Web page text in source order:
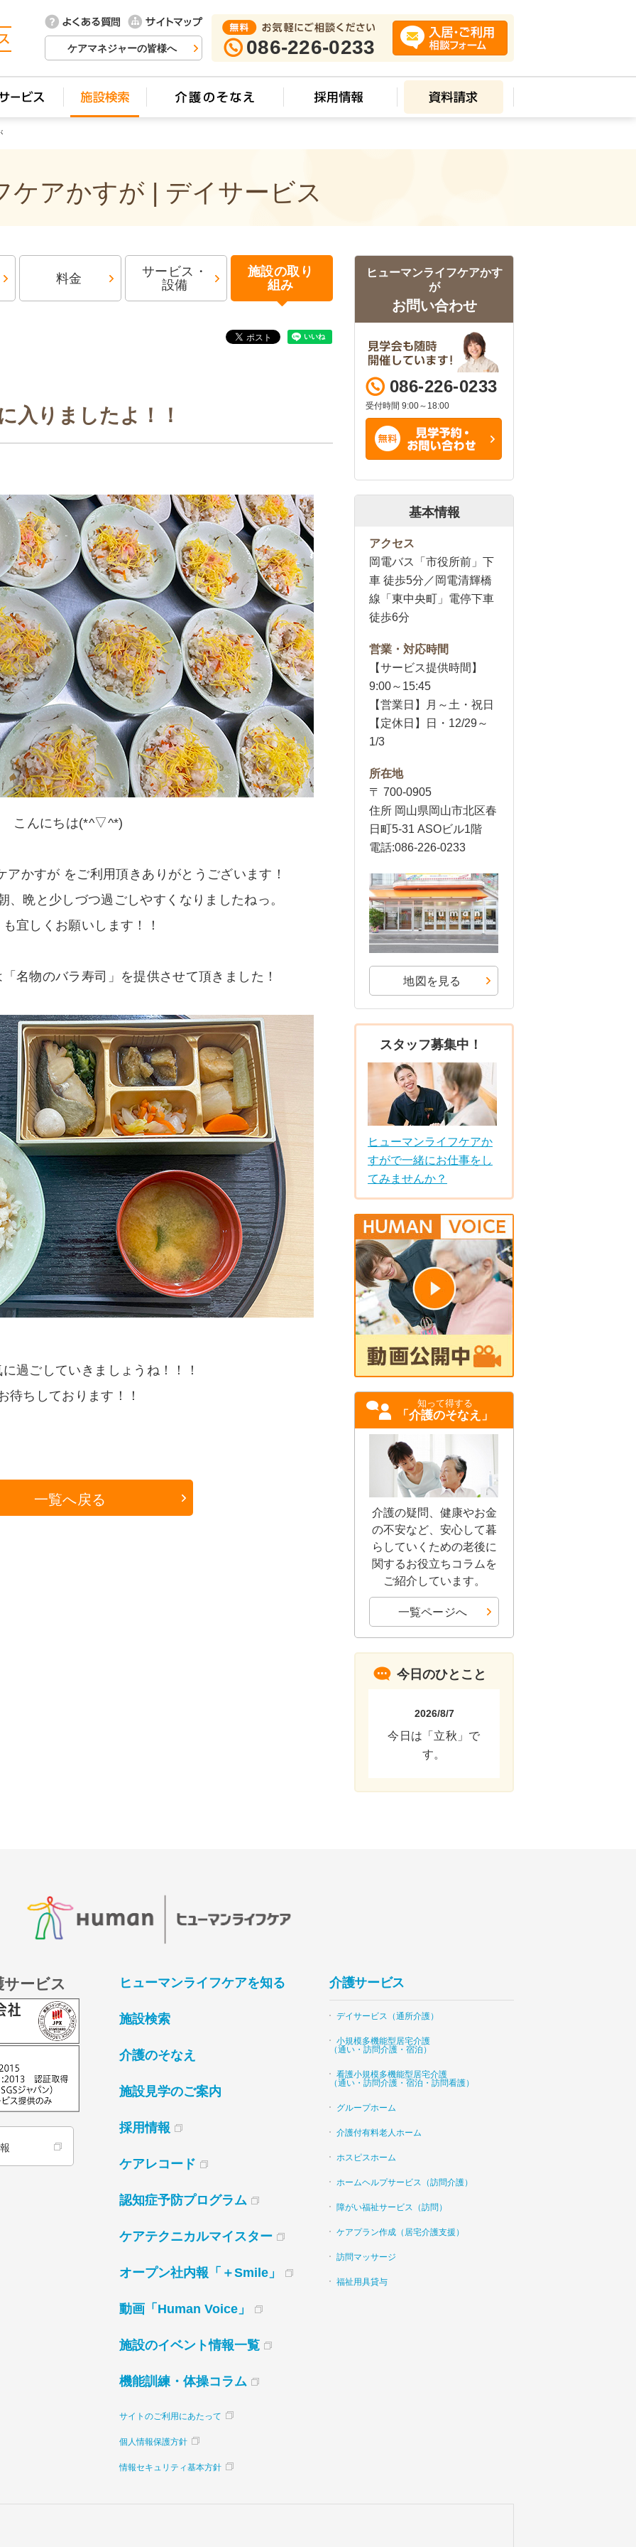
ケアマネジャーの皆様へ 086-226-0233
ケアかすが | デイサービス
料金
サービス・
設備
施設の取り
組み
入りましたよ！！
こんにちは(*^▽^*)
かすが をご利用頂きありがとうございます！
、晩と少しづつ過ごしやすくなりましたねっ。
宜しくお願いします！！
名物のバラ寿司」を提供させて頂きました！
過ごしていきましょうね！！！
待ちしております！！
一覧へ戻る
ヒューマンライフケアかす
が
お問い合わせ
086-226-0233
受付時間 9:00～18:00
基本情報
アクセス
岡電バス「市役所前」下
車 徒歩5分／岡電清輝橋
線「東中央町」電停下車
徒歩6分
営業・対応時間
【サービス提供時間】
9:00～15:45
【営業日】月～土・祝日
【定休日】日・12/29～
1/3
所在地
〒 700-0905
住所 岡山県岡山市北区春
日町5-31 ASOビル1階
電話:086-226-0233
地図を見る
スタッフ募集中！
ヒューマンライフケアか
すがで一緒にお仕事をし
てみませんか？
知って得する
「介護のそなえ」
介護の疑問、健康やお金
の不安など、安心して暮
らしていくための老後に
関するお役立ちコラムを
ご紹介しています。
一覧ページへ
今日のひとこと
2026/8/7
今日は「立秋」で
す。
ービス ヒューマンライフケアを知る
施設検索
介護のそなえ
施設見学のご案内
採用情報
ケアレコード
認知症予防プログラム
ケアテクニカルマイスター
オープン社内報「＋Smile」
動画「Human Voice」
施設のイベント情報一覧
機能訓練・体操コラム
サイトのご利用にあたって
個人情報保護方針
情報セキュリティ基本方針
介護サービス
デイサービス（通所介護）
小規模多機能型居宅介護
（通い・訪問介護・宿泊）
看護小規模多機能型居宅介護
（通い・訪問介護・宿泊・訪問看護）
グループホーム
介護付有料老人ホーム
ホスピスホーム
ホームヘルプサービス（訪問介護）
障がい福祉サービス（訪問）
ケアプラン作成（居宅介護支援）
訪問マッサージ
福祉用具貸与